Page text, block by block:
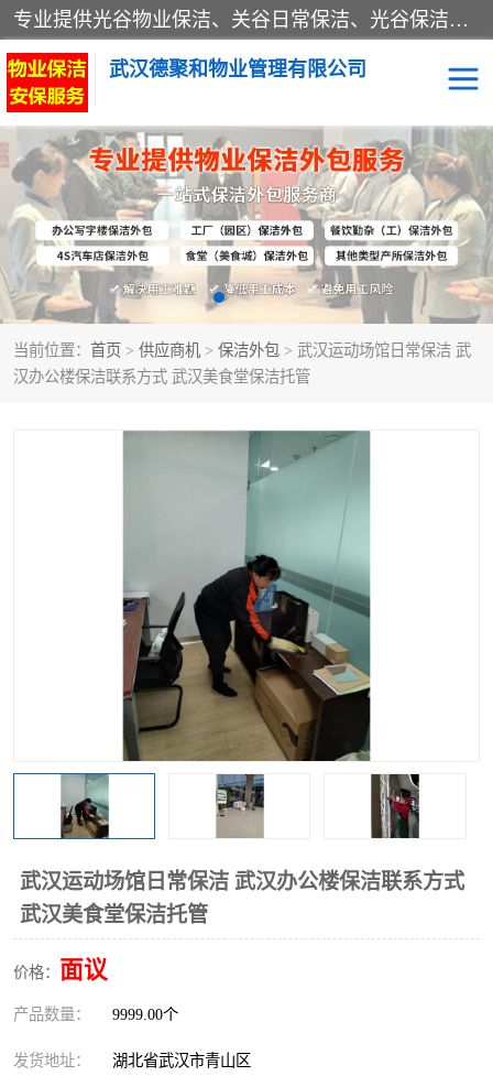
专业提供光谷物业保洁、关谷日常保洁、光谷保洁外包及武汉其他城区的单位日常保洁 武汉德聚和物业管理有限公司致力于打造中国专业物业保洁服务、日常保洁及其他保洁清洗外包服务。自公司成立以来提倡以先进的物业管理理念和模式经营，谋篇布局，以“至诚服务、精益求精、规范管理、锐意拓新”为质量方针，强化内部管理，为业主提供专业化、标准化和精细化的全方位物业服务，管理服务水平得到了广大业主和业内人士的一致好评。
武汉德聚和物业管理有限公司
当前位置： 首页 > 供应商机 > 保洁外包 > 武汉运动场馆日常保洁 武
汉办公楼保洁联系方式 武汉美食堂保洁托管
武汉运动场馆日常保洁 武汉办公楼保洁联系方式
武汉美食堂保洁托管
价格： 面议
产品数量： 9999.00个
发货地址： 湖北省武汉市青山区
保洁外包